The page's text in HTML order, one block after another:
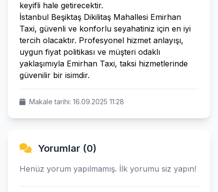
keyifli hale getirecektir.
İstanbul Beşiktaş Dikilitaş Mahallesi Emirhan
Taxi, güvenli ve konforlu seyahatiniz için en iyi
tercih olacaktır. Profesyonel hizmet anlayışı,
uygun fiyat politikası ve müşteri odaklı
yaklaşımıyla Emirhan Taxi, taksi hizmetlerinde
güvenilir bir isimdir.
Makale tarihi: 16.09.2025 11:28
Yorumlar (0)
Henüz yorum yapılmamış. İlk yorumu siz yapın!